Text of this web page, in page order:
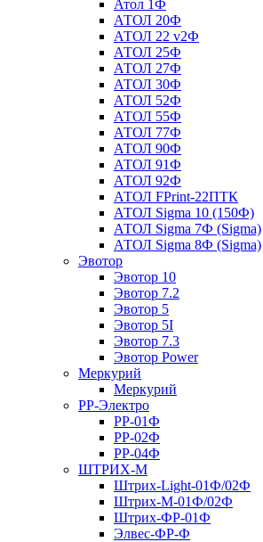
Атол 1Ф
АТОЛ 20Ф
АТОЛ 22 v2Ф
АТОЛ 25Ф
АТОЛ 27Ф
АТОЛ 30Ф
АТОЛ 52Ф
АТОЛ 55Ф
АТОЛ 77Ф
АТОЛ 90Ф
АТОЛ 91Ф
АТОЛ 92Ф
АТОЛ FPrint-22ПТК
АТОЛ Sigma 10 (150Ф)
АТОЛ Sigma 7Ф (Sigma)
АТОЛ Sigma 8Ф (Sigma)
Эвотор
Эвотор 10
Эвотор 7.2
Эвотор 5
Эвотор 5I
Эвотор 7.3
Эвотор Power
Меркурий
Меркурий
РР-Электро
РР-01Ф
РР-02Ф
РР-04Ф
ШТРИХ-М
Штрих-Light-01Ф/02Ф
Штрих-М-01Ф/02Ф
Штрих-ФР-01Ф
Элвес-ФР-Ф